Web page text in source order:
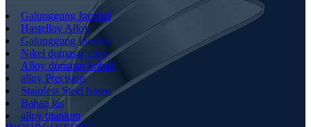
Galunggung Inconel
Hastelloy Alloy
Galunggung Incoloy
Nikel dumasar alloy
Alloy dumasar kobalt
alloy Precision
Stainless Steel husus
Bahan las
alloy titanium